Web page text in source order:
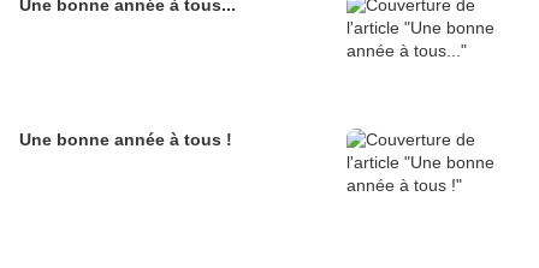
Une bonne année à tous...
Une bonne année à tous !